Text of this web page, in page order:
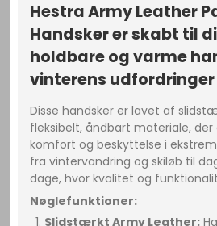
Hestra Army Leather
Handsker er skabt til
holdbare og varme
vinterens udfordringer
Disse handsker er lavet af
fleksibelt, åndbart materiale, der
komfort og beskyttelse i
fra vintervandring og skiløb til
dage, hvor kvalitet og
Nøglefunktioner:
Slidstærkt Army Leather: